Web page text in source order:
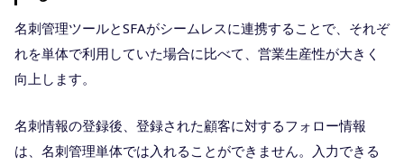
名刺管理ツールとSFAがシームレスに連携することで、それぞ
れを単体で利用していた場合に比べて、営業生産性が大きく
向上します。
名刺情報の登録後、登録された顧客に対するフォロー情報
は、名刺管理単体では入れることができません。入力できる